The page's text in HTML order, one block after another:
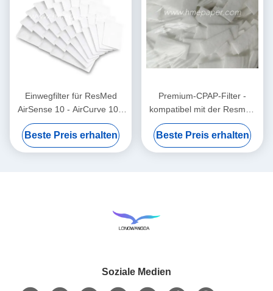
Einwegfilter für ResMed
AirSense 10 - AirCurve 10 -
S9 - AirStart
Beste Preis erhalten
Premium-CPAP-Filter -
kompatibel mit der Resmed
Airsense 11
Versorgungsreihe
Beste Preis erhalten
Soziale Medien